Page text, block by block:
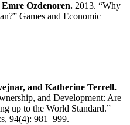
Ozdenoren. 2013. “Why
Games and Economic
and Katherine Terrell.
and Development: Are
up to the World Standard.”
94(4): 981–999.